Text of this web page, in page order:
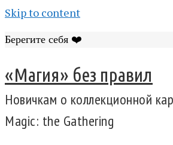
Skip to content
Берегите себя ❤️
«Магия» без правил
Новичкам о коллекционной
Magic: the Gathering